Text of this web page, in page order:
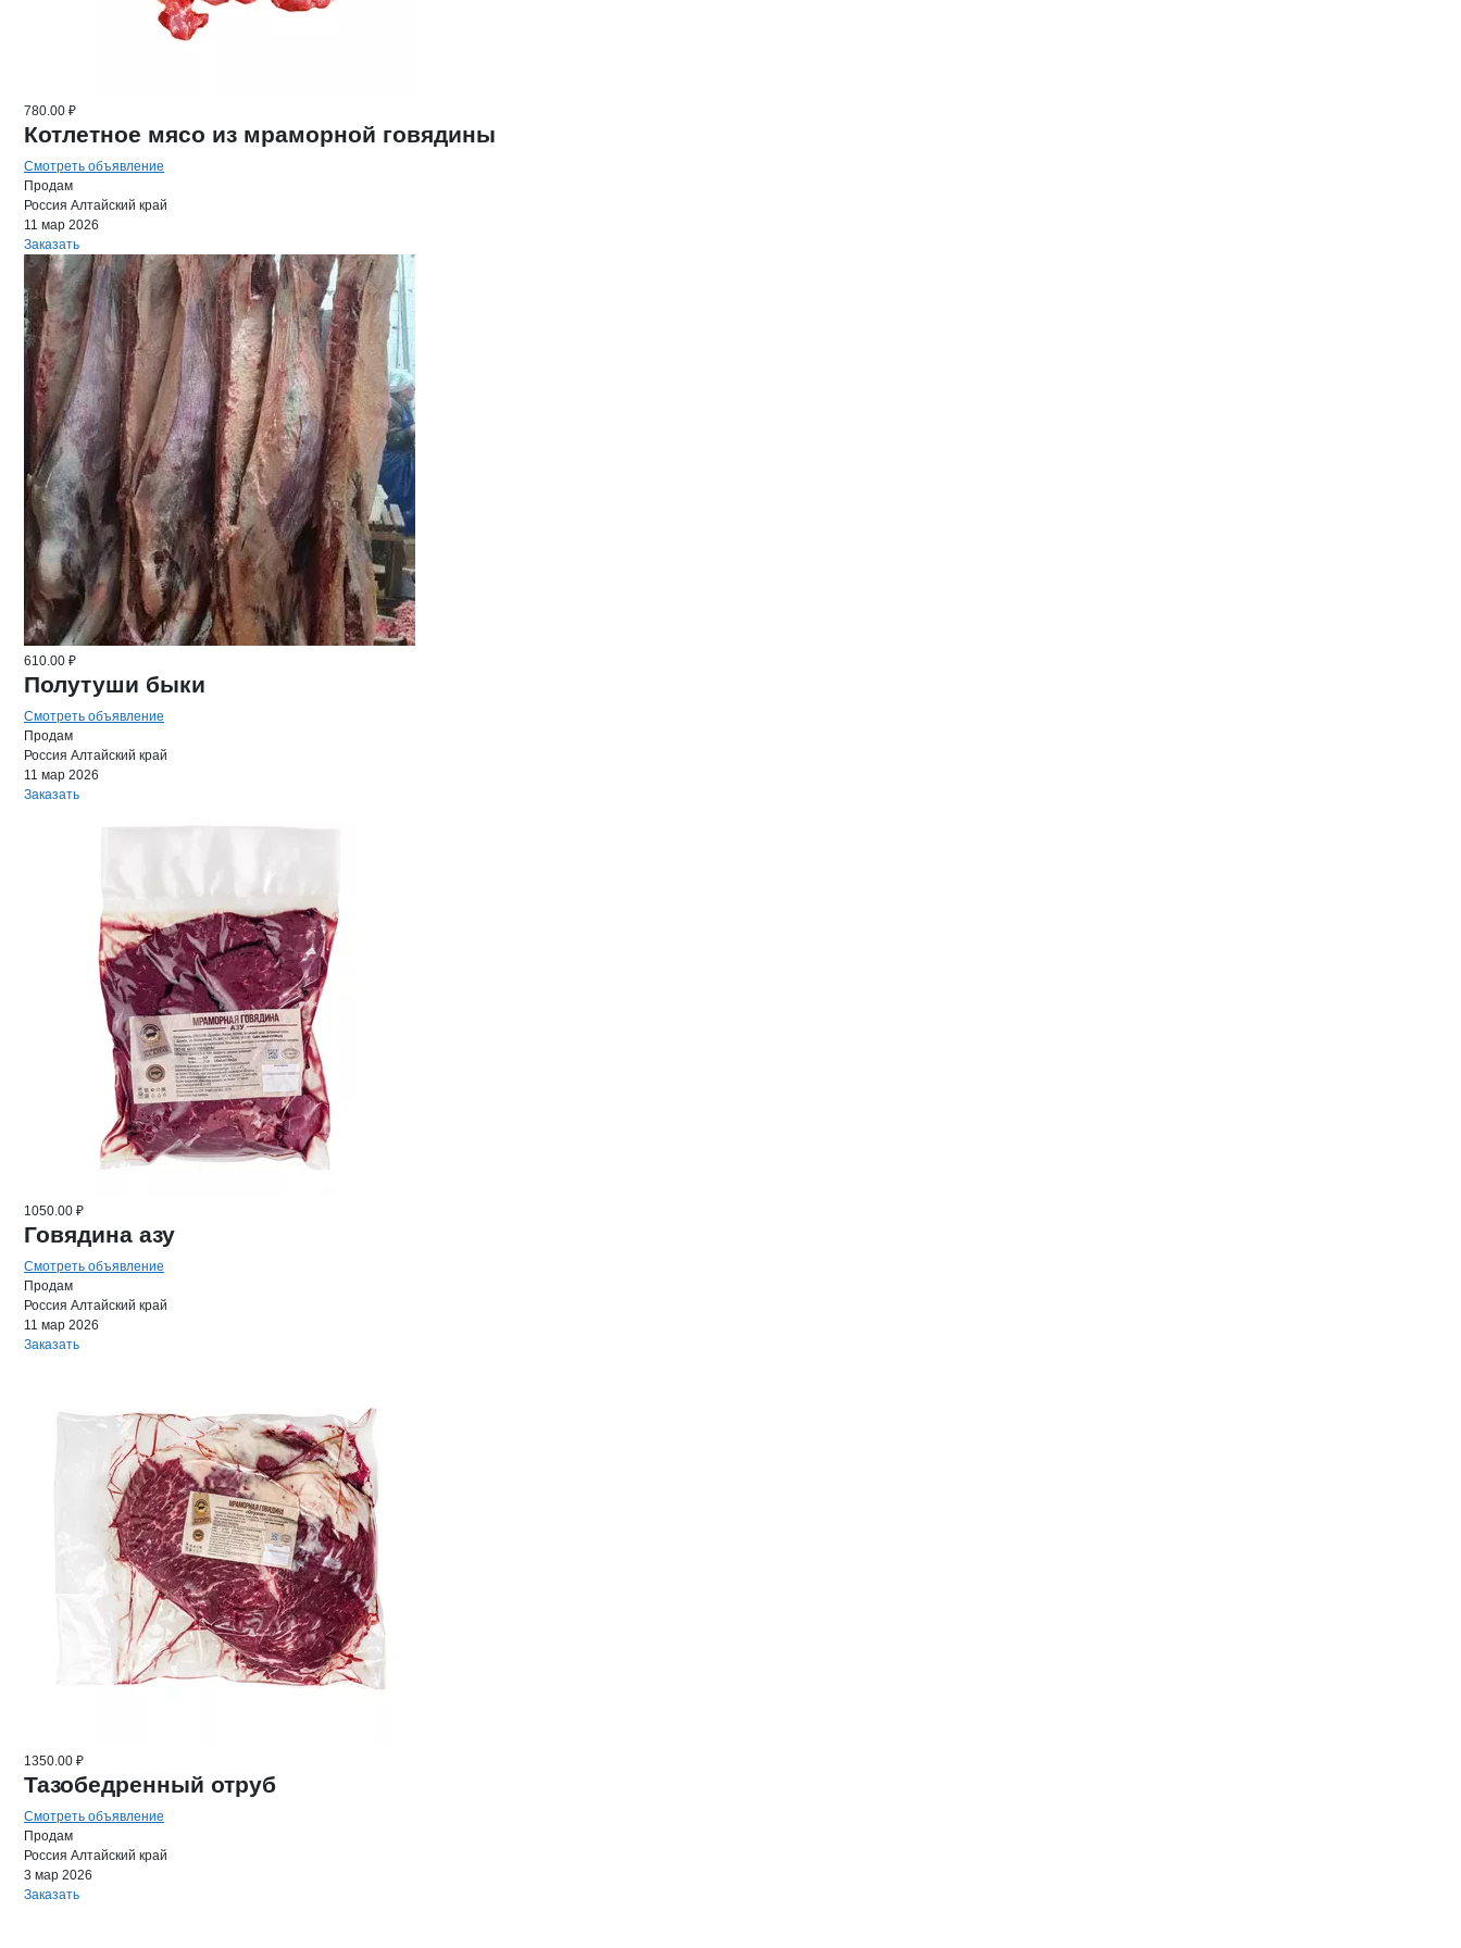
780.00 ₽
Котлетное мясо из мраморной говядины
Смотреть объявление
Продам
Россия Алтайский край
11 мар 2026
Заказать
610.00 ₽
Полутуши быки
Смотреть объявление
Продам
Россия Алтайский край
11 мар 2026
Заказать
1050.00 ₽
Говядина азу
Смотреть объявление
Продам
Россия Алтайский край
11 мар 2026
Заказать
1350.00 ₽
Тазобедренный отруб
Смотреть объявление
Продам
Россия Алтайский край
3 мар 2026
Заказать